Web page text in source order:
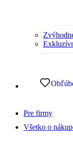
Pre firmy
Všetko o